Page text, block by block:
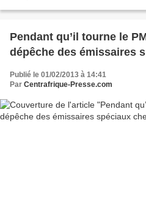
commencent à trouver...
Pendant qu’il tourne le
dépêche des émissaires
Publié le 01/02/2013 à 14:41
Par Centrafrique-Presse.com